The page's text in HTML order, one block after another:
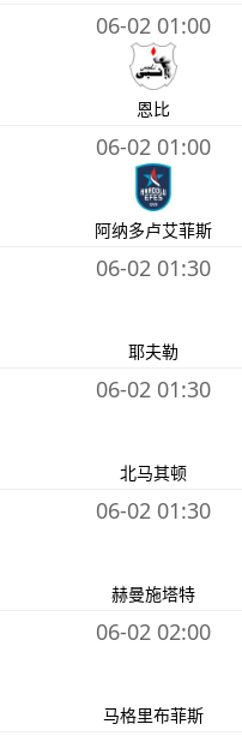
06-02 01:00
恩比
06-02 01:00
阿纳多卢艾菲斯
06-02 01:30
耶夫勒
06-02 01:30
北马其顿
06-02 01:30
赫曼施塔特
06-02 02:00
马格里布菲斯